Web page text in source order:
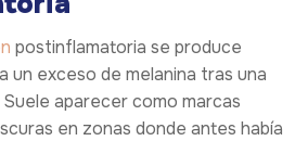
postinflamatoria se produce
un exceso de melanina tras una
aparecer como marcas
en zonas donde antes había